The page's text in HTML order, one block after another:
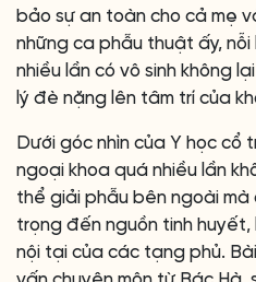
bảo sự an toàn cho cả mẹ
những ca phẫu thuật ấy, nỗi
nhiều lần có vô sinh không
lý đè nặng lên tâm trí của
Dưới góc nhìn của Y học cổ
ngoại khoa quá nhiều lần
thể giải phẫu bên ngoài mà
trọng đến nguồn tinh
nội tại của các tạng phủ.